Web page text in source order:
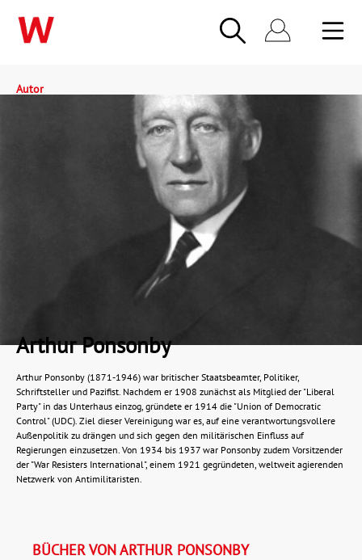
Autor
Arthur Ponsonby
Arthur Ponsonby (1871-1946) war britischer Staatsbeamter, Politiker,
Schriftsteller und Pazifist. Nachdem er 1908 zunächst als Mitglied der "Liberal
Party" in das Unterhaus einzog, gründete er 1914 die "Union of Democratic
Control" (UDC). Ziel dieser Vereinigung war es, auf eine verantwortungsvollere
Außenpolitik zu drängen und sich gegen den militärischen Einfluss auf
Regierungen einzusetzen. Von 1934 bis 1937 war Ponsonby zudem Vorsitzender
der "War Resisters International", einem 1921 gegründeten, weltweit agierenden
Netzwerk von Antimilitaristen.
BÜCHER VON ARTHUR PONSONBY